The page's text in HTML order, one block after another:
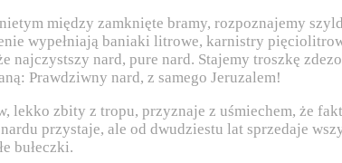
między zamknięte bramy, rozpoznajemy
wypełniają baniaki litrowe, karnistry
nard, pure nard. Stajemy troszkę
Prawdziwny nard, z samego Jeruzalem!
lekko zbity z tropu, przyznaje z uśmiechem, że
przystaje, ale od dwudziestu lat sprzedaje
bułeczki.